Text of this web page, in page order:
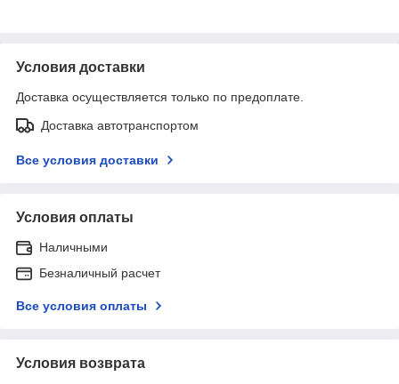
Условия доставки
Доставка осуществляется только по предоплате.
Доставка автотранспортом
Все условия доставки
Условия оплаты
Наличными
Безналичный расчет
Все условия оплаты
Условия возврата